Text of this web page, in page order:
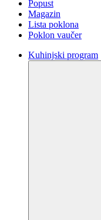
Popust
Magazin
Lista poklona
Poklon vaučer
Kuhinjski program